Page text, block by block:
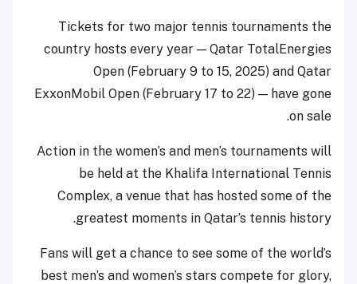
Tickets for two major tennis tournaments the
country hosts every year — Qatar TotalEnergies
Open (February 9 to 15, 2025) and Qatar
ExxonMobil Open (February 17 to 22) — have gone
on sale.
Action in the women’s and men’s tournaments will
be held at the Khalifa International Tennis
Complex, a venue that has hosted some of the
greatest moments in Qatar’s tennis history.
Fans will get a chance to see some of the world’s
best men’s and women’s stars compete for glory,